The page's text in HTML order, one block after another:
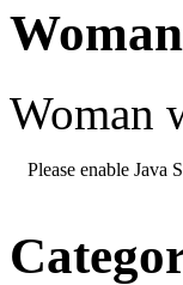
Woman
Please enable